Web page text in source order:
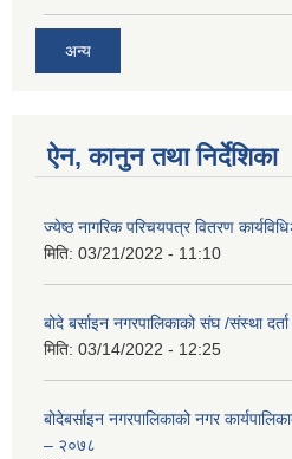
अन्य
ऐन, कानुन तथा निर्देशिका
ज्येष्ठ नागरिक परिचयपत्र वितरण
मिति: 03/21/2022 - 11:10
बोदे बर्साइन नगरपालिकाको संघ /संस्था
मिति: 03/14/2022 - 12:25
बोदेबर्साइन नगरपालिकाको नगर
– २०७८